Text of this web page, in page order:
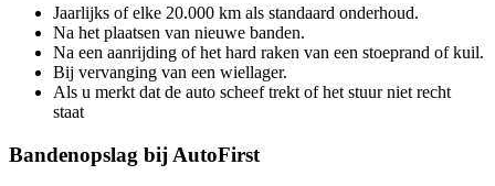
Jaarlijks of elke 20.000 km als standaard onderhoud.
Na het plaatsen van nieuwe banden.
Na een aanrijding of het hard raken van een stoeprand of kuil.
Bij vervanging van een wiellager.
Als u merkt dat de auto scheef trekt of het stuur niet recht
staat
Bandenopslag bij AutoFirst